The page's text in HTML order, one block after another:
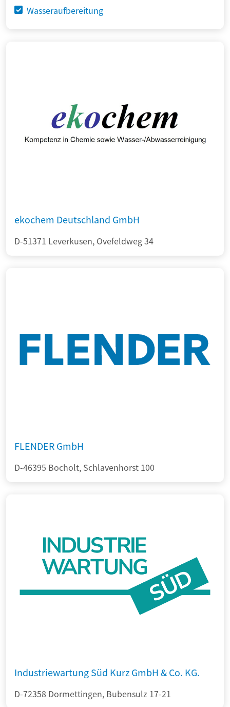
Wasseraufbereitung
ekochem Deutschland GmbH
D-51371 Leverkusen, Ovefeldweg 34
FLENDER GmbH
D-46395 Bocholt, Schlavenhorst 100
Industriewartung Süd Kurz GmbH & Co. KG.
D-72358 Dormettingen, Bubensulz 17-21